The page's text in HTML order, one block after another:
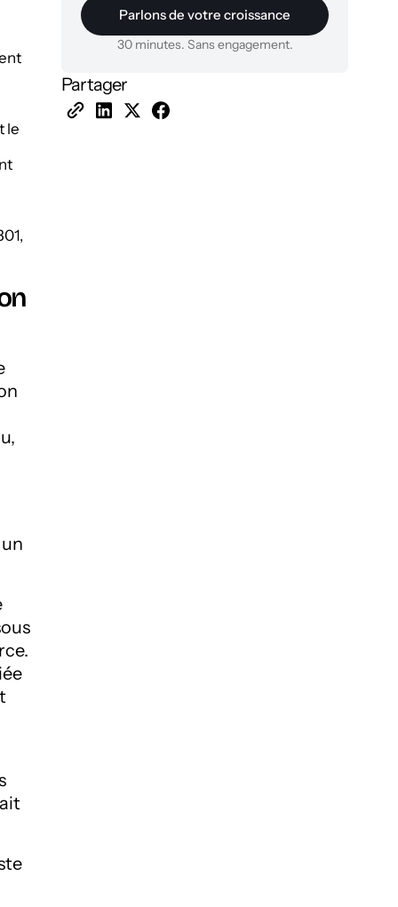
le
Parlons de votre croissance
30 minutes. Sans engagement.
Partager